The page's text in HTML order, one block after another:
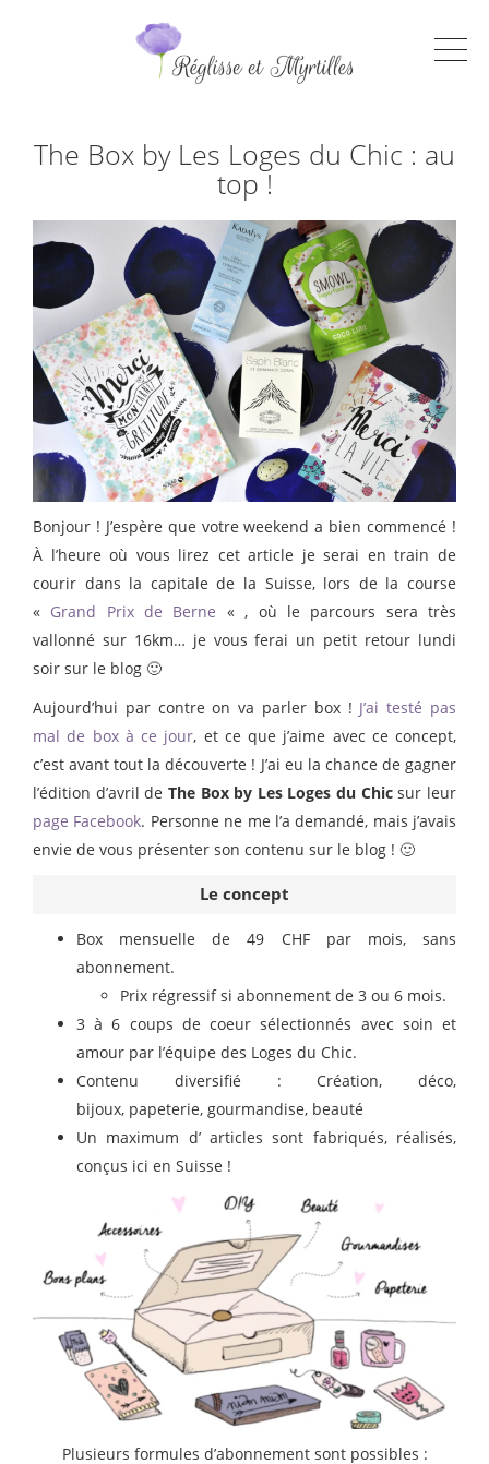
The Box by Les Loges du Chic : au
top !
Bonjour ! J’espère que votre weekend a bien commencé !
À l’heure où vous lirez cet article je serai en train de
courir dans la capitale de la Suisse, lors de la course
« Grand Prix de Berne « , où le parcours sera très
vallonné sur 16km… je vous ferai un petit retour lundi
soir sur le blog 🙂
Aujourd’hui par contre on va parler box ! J’ai testé pas
mal de box à ce jour, et ce que j’aime avec ce concept,
c’est avant tout la découverte ! J’ai eu la chance de gagner
l’édition d’avril de The Box by Les Loges du Chicsur leur
page Facebook. Personne ne me l’a demandé, mais j’avais
envie de vous présenter son contenu sur le blog ! 🙂
Le concept
Box mensuelle de 49 CHF par mois, sans
abonnement.
Prix régressif si abonnement de 3 ou 6 mois.
3 à 6 coups de coeur sélectionnés avec soin et
amour par l’équipe des Loges du Chic.
Contenu diversifié : Création, déco,
bijoux, papeterie, gourmandise, beauté
Un maximum d’ articles sont fabriqués, réalisés,
conçus ici en Suisse !
Plusieurs formules d’abonnement sont possibles :